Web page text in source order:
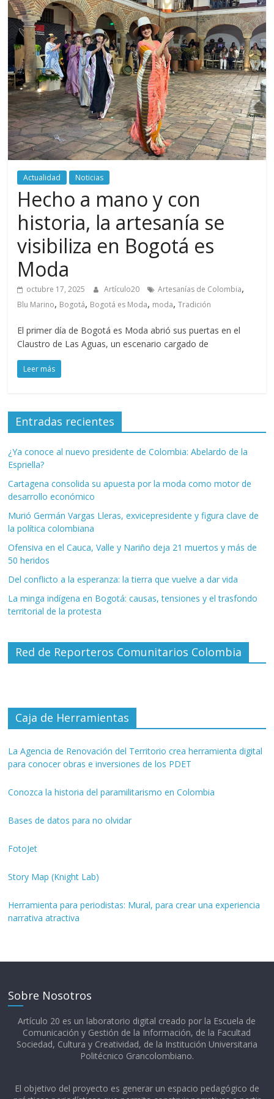
periodismo
digital
del
Politécnico
Grancolombiano
Actualidad Noticias
Hecho a mano y con
historia, la artesanía se
visibiliza en Bogotá es
Moda
octubre 17, 2025 Artículo20 Artesanías de Colombia,
Blu Marino, Bogotá, Bogotá es Moda, moda,Tradición
El primer día de Bogotá es Moda abrió sus puertas en el
Claustro de Las Aguas, un escenario cargado de
Leer más
Entradas recientes
¿Ya conoce al nuevo presidente de Colombia: Abelardo de la
Espriella?
Cartagena consolida su apuesta por la moda como motor de
desarrollo económico
Murió Germán Vargas Lleras, exvicepresidente y figura clave de
la política colombiana
Ofensiva en el Cauca, Valle y Nariño deja 21 muertos y más de
50 heridos
Del conflicto a la esperanza: la tierra que vuelve a dar vida
La minga indígena en Bogotá: causas, tensiones y el trasfondo
territorial de la protesta
Red de Reporteros Comunitarios Colombia
Caja de Herramientas
La Agencia de Renovación del Territorio crea herramienta digital
para conocer obras e inversiones de los PDET
Conozca la historia del paramilitarismo en Colombia
Bases de datos para no olvidar
FotoJet
Story Map (Knight Lab)
Herramienta para periodistas: Mural, para crear una experiencia
narrativa atractiva
Sobre Nosotros
Artículo 20 es un laboratorio digital creado por la Escuela de
Comunicación y Gestión de la Información, de la Facultad
Sociedad, Cultura y Creatividad, de la Institución Universitaria
Politécnico Grancolombiano.​
El objetivo del proyecto es generar un espacio pedagógico de